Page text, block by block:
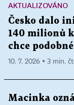
AKTUALIZOVÁNO
Česko dalo
140 milionů
chce
10. 7. 2026 ▪ 3 min.
Macinka